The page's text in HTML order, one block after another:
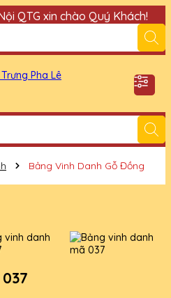
QTG xin chào Quý Khách!
Bảng Vinh Danh Gỗ Đồng